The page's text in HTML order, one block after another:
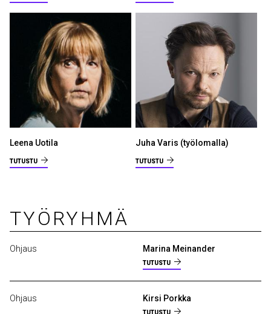
Leena Uotila
TUTUSTU
Juha Varis (työlomalla)
TUTUSTU
TYÖRYHMÄ
Ohjaus Marina Meinander
TUTUSTU
Ohjaus Kirsi Porkka
TUTUSTU